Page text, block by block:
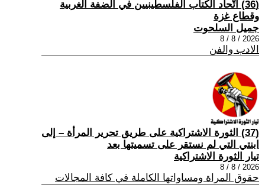
(36) اتّحاد الكتاب الفلسطينيين في الضفة الغربية
وقطاع غزة
جميل السلحوت
2026 / 8 / 8
الادب والفن
(37) الثورة الاشتراكية على طريق تحرير المرأة – إلى
ابنتي التي لم نستقر على تسميتها بعد
تيار الثورة الاشتراكية
2026 / 8 / 8
حقوق المراة ومساواتها الكاملة في كافة المجالات